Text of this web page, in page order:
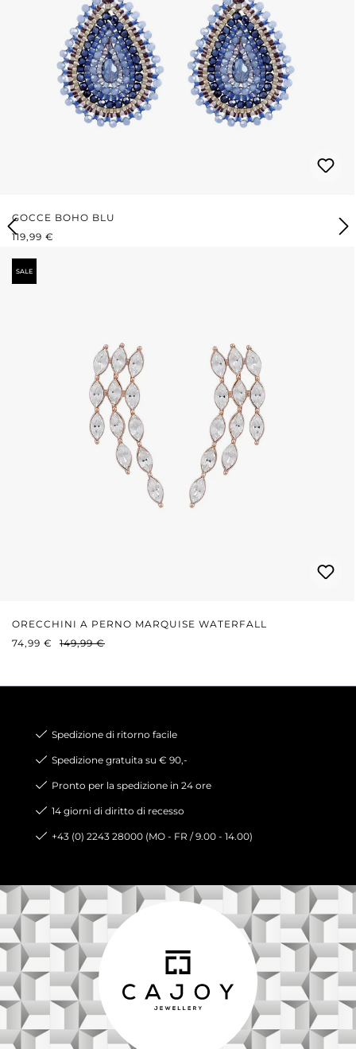
GOCCE BOHO BLU
PREZZO NORMALE:
119,99 €
SALE
ORECCHINI A PERNO MARQUISE WATERFALL
PREZZO DI VENDITA:
74,99 € PREZZO NORMALE:
149,99 €
Spedizione di ritorno facile
Spedizione gratuita su € 90,-
Pronto per la spedizione in 24 ore
14 giorni di diritto di recesso
+43 (0) 2243 28000 (MO - FR / 9.00 - 14.00)